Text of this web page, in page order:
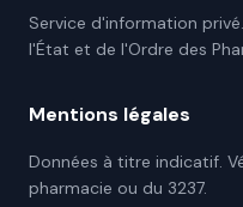
Service d'information
l'État et de l'Ordre des
Mentions légales
Données à titre indicatif.
pharmacie ou du 3237.